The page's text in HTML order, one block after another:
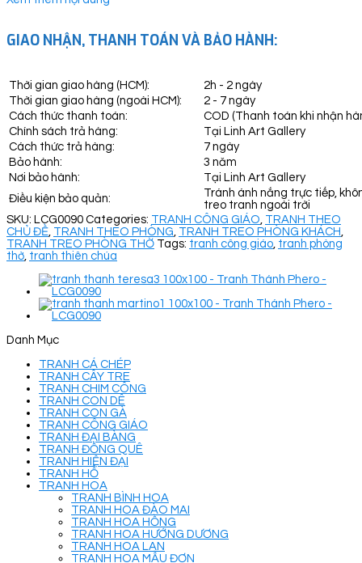
GIAO NHẬN, THANH TOÁN VÀ BẢO HÀNH:
Thời gian giao hàng (HCM):
2h - 2 ngày
Thời gian giao hàng (ngoài HCM):
2 - 7 ngày
Cách thức thanh toán:
COD (Thanh toán khi nhận
Chính sách trả hàng:
Tại Linh Art Gallery
Cách thức trả hàng:
7 ngày
Bảo hành:
3 năm
Nơi bảo hành:
Tại Linh Art Gallery
Điều kiện bảo quản:
Tránh ánh nắng trực tiếp,
treo tranh ngoài trời
SKU: LCG0090 Categories: TRANH CÔNG GIÁO TRANH THEO
CHỦ ĐỀ TRANH THEO PHÒNG TRANH TREO PHÒNG KHÁCH
TRANH TREO PHÒNG THỜ Tags: tranh công giáo tranh phòng
thờ tranh thiên chúa
Danh Mục
TRANH CÁ CHÉP
TRANH CÂY TRE
TRANH CHIM CÔNG
TRANH CON DÊ
TRANH CON GÀ
TRANH CÔNG GIÁO
TRANH ĐẠI BÀNG
TRANH ĐỒNG QUÊ
TRANH HIỆN ĐẠI
TRANH HỔ
TRANH HOA
TRANH BÌNH HOA
TRANH HOA ĐÀO MAI
TRANH HOA HỒNG
TRANH HOA HƯỚNG DƯƠNG
TRANH HOA LAN
TRANH HOA MẪU ĐƠN